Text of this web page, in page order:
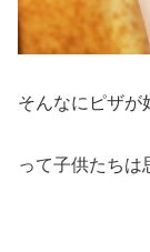
そんなにピザが
って子供たちは